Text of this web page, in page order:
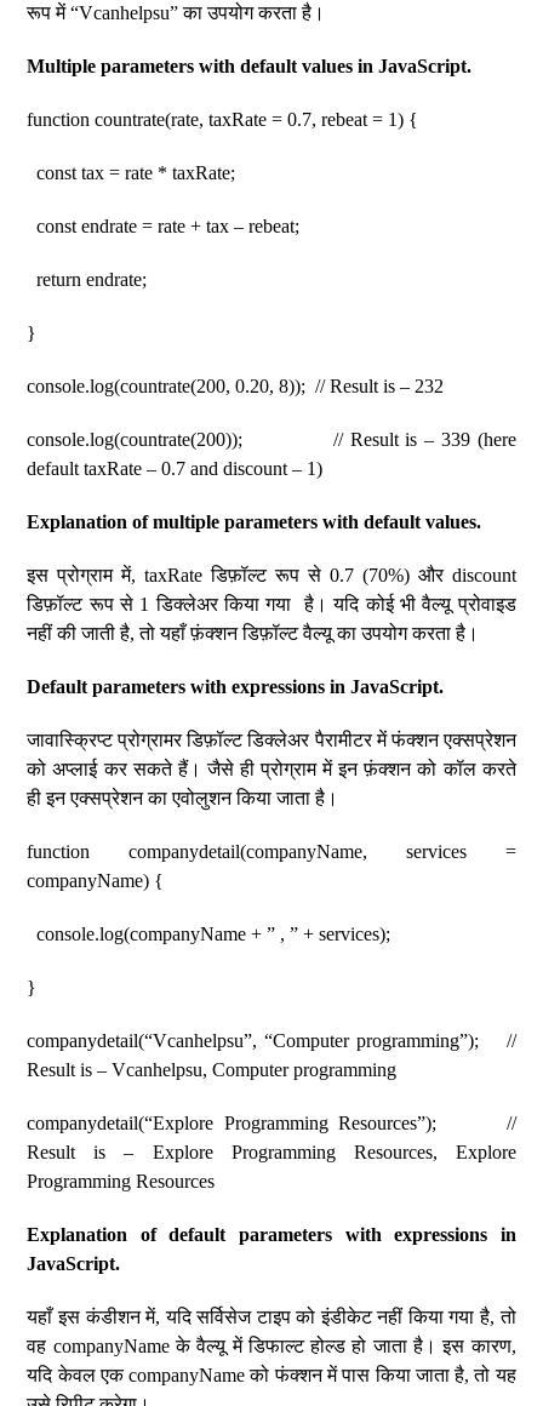
रूप में “Vcanhelpsu” का उपयोग करता है।
Multiple parameters with default values ​​in JavaScript.
function countrate(rate, taxRate = 0.7, rebeat = 1) {
const tax = rate * taxRate;
const endrate = rate + tax – rebeat;
return endrate;
}
console.log(countrate(200, 0.20, 8)); // Result is – 232
console.log(countrate(200)); // Result is – 339 (here
default taxRate – 0.7 and discount – 1)
Explanation of multiple parameters with default values.
इस प्रोग्राम में, taxRate डिफ़ॉल्ट रूप से 0.7 (70%) और discount
डिफ़ॉल्ट रूप से 1 डिक्लेअर किया गया है। यदि कोई भी वैल्यू प्रोवाइड
नहीं की जाती है, तो यहाँ फ़ंक्शन डिफ़ॉल्ट वैल्यू का उपयोग करता है।
Default parameters with expressions in JavaScript.
जावास्क्रिप्ट प्रोग्रामर डिफ़ॉल्ट डिक्लेअर पैरामीटर में फंक्शन एक्सप्रेशन
को अप्लाई कर सकते हैं। जैसे ही प्रोग्राम में इन फ़ंक्शन को कॉल करते
ही इन एक्सप्रेशन का एवोलुशन किया जाता है।
function companydetail(companyName, services =
companyName) {
console.log(companyName + ” , ” + services);
}
companydetail(“Vcanhelpsu”, “Computer programming”); //
Result is – Vcanhelpsu, Computer programming
companydetail(“Explore Programming Resources”); //
Result is – Explore Programming Resources, Explore
Programming Resources
Explanation of default parameters with expressions in
JavaScript.
यहाँ इस कंडीशन में, यदि सर्विसेज टाइप को इंडीकेट नहीं किया गया है, तो
वह companyName के वैल्यू में डिफाल्ट होल्ड हो जाता है। इस कारण,
यदि केवल एक companyName को फंक्शन में पास किया जाता है, तो यह